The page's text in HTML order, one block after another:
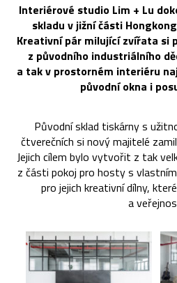
Interiérové studio Lim + Lu
skladu v jižní části
Kreativní pár milující zvířata si
z původního industriálního
a tak v prostorném interiéru
původní okna i
Původní sklad tiskárny s
čtverečních si nový majitelé
Jejich cílem bylo vytvořit z tak
z části pokoj pro hosty s
pro jejich kreativní dílny,
a